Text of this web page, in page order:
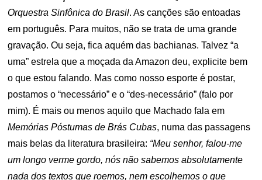
Orquestra Sinfônica do Brasil. As canções são entoadas
em português. Para muitos, não se trata de uma grande
gravação. Ou seja, fica aquém das bachianas. Talvez “a
uma” estrela que a moçada da Amazon deu, explicite bem
o que estou falando. Mas como nosso esporte é postar,
postamos o “necessário” e o “des-necessário” (falo por
mim). É mais ou menos aquilo que Machado fala em
Memórias Póstumas de Brás Cubas, numa das passagens
mais belas da literatura brasileira: “Meu senhor, falou-me
um longo verme gordo, nós não sabemos absolutamente
nada dos textos que roemos, nem escolhemos o que